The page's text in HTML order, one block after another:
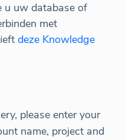
u uw database of
met
deze Knowledge
please enter your
name, project and